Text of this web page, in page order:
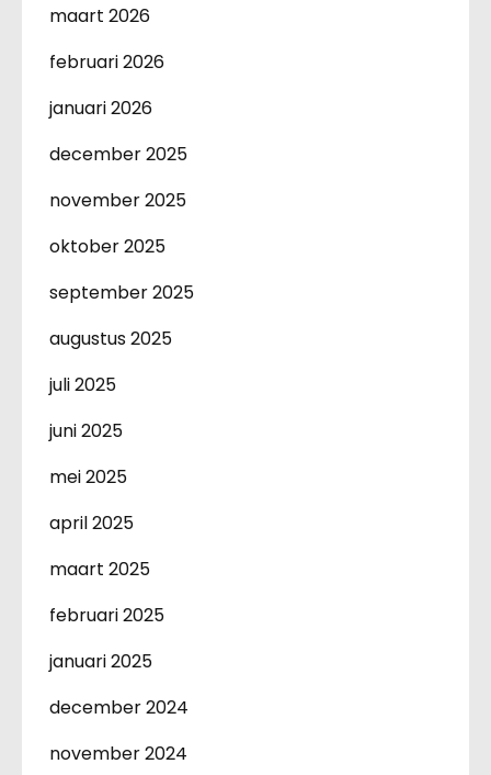
maart 2026
februari 2026
januari 2026
december 2025
november 2025
oktober 2025
september 2025
augustus 2025
juli 2025
juni 2025
mei 2025
april 2025
maart 2025
februari 2025
januari 2025
december 2024
november 2024